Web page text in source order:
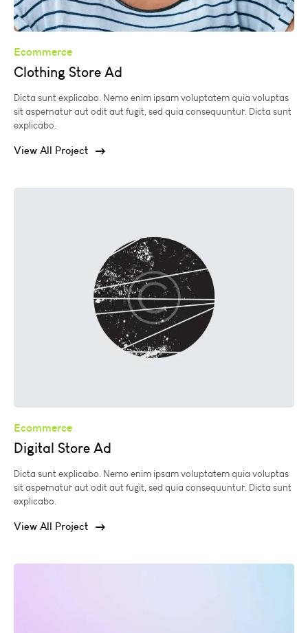
Ecommerce
Clothing Store Ad
Dicta sunt explicabo. Nemo enim ipsam voluptatem quia voluptas
sit aspernatur aut odit aut fugit, sed quia consequuntur. Dicta sunt
explicabo.
View All Project
Ecommerce
Digital Store Ad
Dicta sunt explicabo. Nemo enim ipsam voluptatem quia voluptas
sit aspernatur aut odit aut fugit, sed quia consequuntur. Dicta sunt
explicabo.
View All Project